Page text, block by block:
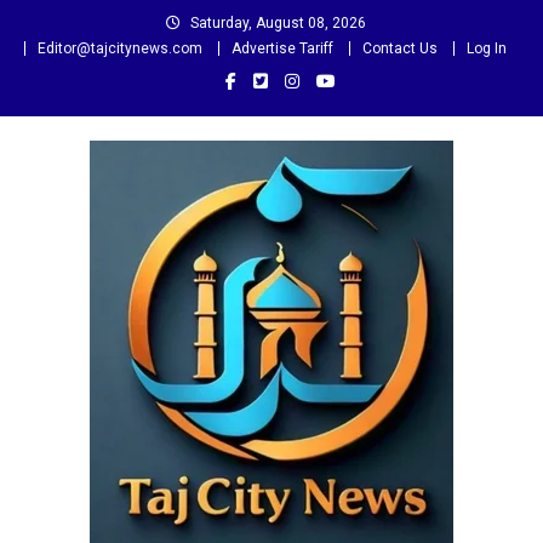
Saturday, August 08, 2026
Editor@tajcitynews.com
Advertise Tariff Contact Us Log In